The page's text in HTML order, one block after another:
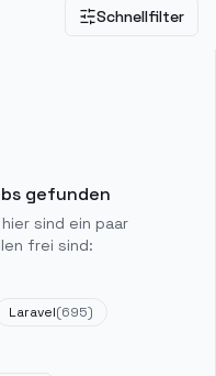
Schnellfilter
gefunden
sind ein paar
frei sind:
Laravel(695)